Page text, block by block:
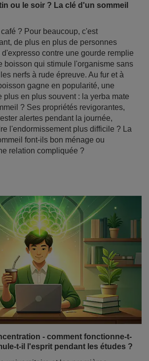
contre une gourde remplie
boisson qui stimule l'organisme sans
nerfs à rude épreuve. Au fur et à
gagne en popularité, une
plus en plus souvent : la yerba mate
? Ses propriétés revigorantes,
alertes pendant la journée,
l'endormissement plus difficile ? La
font-ils bon ménage ou
relation compliquée ?
- comment fonctionne-t-
t-il l'esprit pendant les études ?
universitaire et les premières
sont l'occasion pour de nombreux
des moyens d'étudier plus
préparer aux cours et de prolonger
Et ce ne sont pas